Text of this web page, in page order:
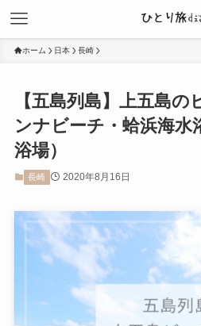
ホーム 日本 長崎
【五島列島】上五島
ンナビーチ・蛤浜海水
浴場）
長崎 2020年8月16日